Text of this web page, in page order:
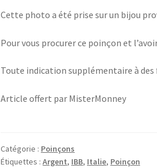
Cette photo a été prise sur un bijou
Pour vous procurer ce poinçon et
Toute indication supplémentaire à
Article offert par MisterMonney
Catégorie : Poinçons
Étiquettes :Argent, IBB, Italie, Poinçon